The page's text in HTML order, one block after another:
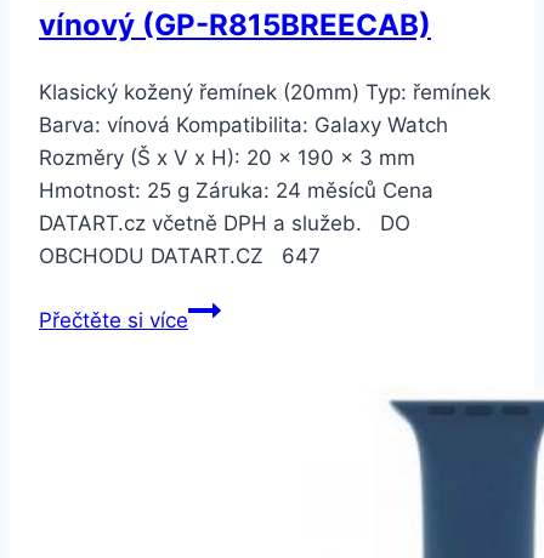
vínový (GP-R815BREECAB)
Klasický kožený řemínek (20mm) Typ: řemínek
Barva: vínová Kompatibilita: Galaxy Watch
Rozměry (Š x V x H): 20 × 190 × 3 mm
Hmotnost: 25 g Záruka: 24 měsíců Cena
DATART.cz včetně DPH a služeb. DO
OBCHODU DATART.CZ 647
Přečtěte si víceSamsung